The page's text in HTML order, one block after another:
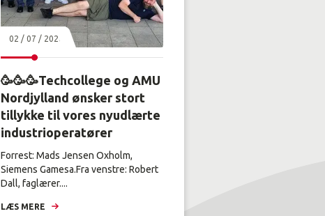
02 / 07 / 2026
🥳🥳🥳Techcollege og AMU
Nordjylland ønsker stort
tillykke til vores nyudlærte
industrioperatører
Forrest: Mads Jensen Oxholm,
Siemens Gamesa.Fra venstre: Robert
Dall, faglærer....
LÆS MERE